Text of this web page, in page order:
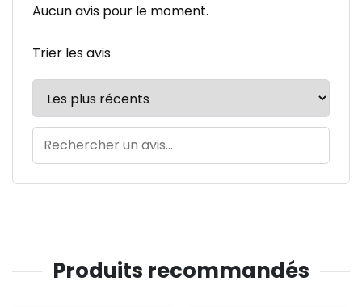
Aucun avis pour le moment.
Trier les avis
Produits recommandés